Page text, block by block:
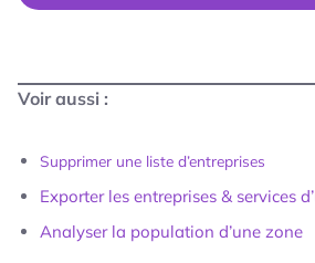
Voir aussi :
Supprimer une liste d’entreprises
Exporter les entreprises & services
Analyser la population d’une zone